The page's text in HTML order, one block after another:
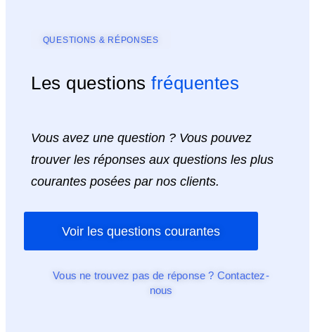
QUESTIONS & RÉPONSES
Les questions fréquentes
Vous avez une question ? Vous pouvez
trouver les réponses aux questions les plus
courantes posées par nos clients.
Voir les questions courantes
Vous ne trouvez pas de réponse ? Contactez-
nous